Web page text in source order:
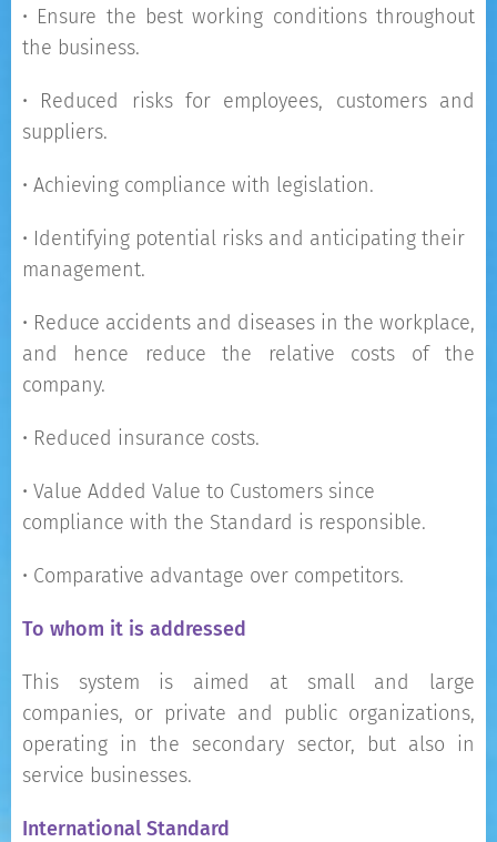
• Ensure the best working conditions throughout
the business.
• Reduced risks for employees, customers and
suppliers.
• Achieving compliance with legislation.
• Identifying potential risks and anticipating their
management.
• Reduce accidents and diseases in the workplace,
and hence reduce the relative costs of the
company.
• Reduced insurance costs.
• Value Added Value to Customers since
compliance with the Standard is responsible.
• Comparative advantage over competitors.
Το whom it is addressed
This system is aimed at small and large
companies, or private and public organizations,
operating in the secondary sector, but also in
service businesses.
International Standard